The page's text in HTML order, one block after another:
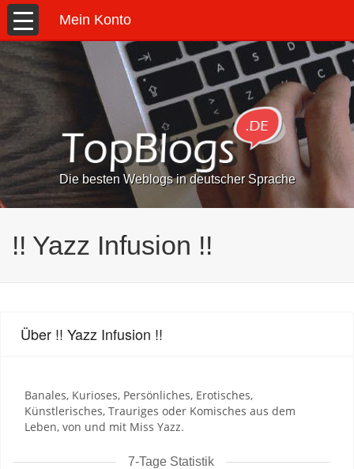
Mein Konto
Die besten Weblogs in deutscher Sprache
!! Yazz Infusion !!
Über !! Yazz Infusion !!
Banales, Kurioses, Persönliches, Erotisches,
Künstlerisches, Trauriges oder Komisches aus dem
Leben, von und mit Miss Yazz.
7-Tage Statistik